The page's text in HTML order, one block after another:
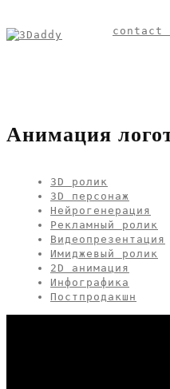
contact
Анимация
3D ролик
3D персонаж
Нейрогенерация
Рекламный ролик
Видеопрезентация
Имиджевый ролик
2D анимация
Инфографика
Постпродакшн